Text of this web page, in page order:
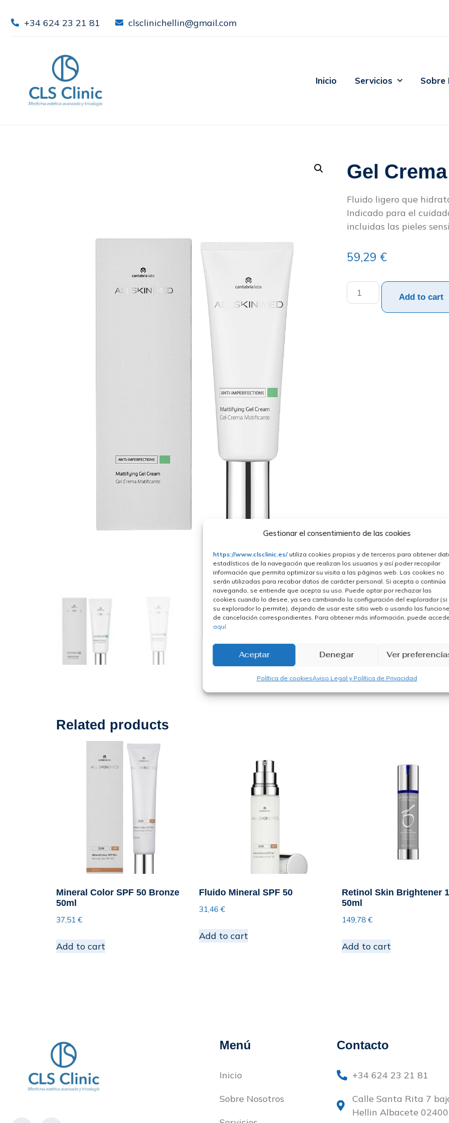
Gestionar el consentimiento de las cookies
https://www.clsclinic.es/utiliza cookies propias y de terceros para obtener
estadísticos de la navegación que realizan los usuarios y así poder recopilar
información que permita optimizar su visita a las páginas web. Las cookies no
serán utilizadas para recabar datos de carácter personal. Si acepta o continúa
navegando, se entiende que acepta su uso. Puede optar por rechazar las
cookies cuando lo desee, ya sea cambiando la configuración del explorador (si
su explorador lo permite), dejando de usar este sitio web o usando las
de cancelación correspondientes. Para obtener más información, puede
aquí
Aceptar Denegar Ver
Política de cookiesAviso Legal y Política de Privacidad
+34 624 23 21 81 clsclinichellin@gmail.com
Inicio Servicios Sobre
Gel
Fluido ligero que
Indicado para el
incluidas las pieles
59,29 €
Add to cart
Related products
Mineral Color SPF 50 Bronze
50ml
37,51 €
Add to cart
Fluido Mineral SPF 50
31,46 €
Add to cart
Retinol Skin Brightener
50ml
149,78 €
Add to cart
Menú
Inicio
Sobre Nosotros
Contacto
+34 624 23 21 81
Calle Santa Rita 7
Hellin Albacete 02400